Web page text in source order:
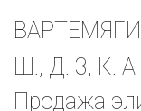
Ш., Д. 3, К. А
Продажа